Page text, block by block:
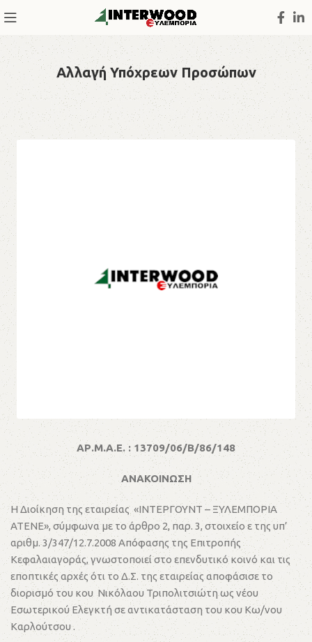
Αλλαγή Υπόχρεων Προσώπων
ΑΡ.Μ.Α.Ε. : 13709/06/Β/86/148
ΑΝΑΚΟΙΝΩΣΗ
Η Διοίκηση της εταιρείας «ΙΝΤΕΡΓΟΥΝΤ – ΞΥΛΕΜΠΟΡΙΑ
ΑΤΕΝΕ», σύμφωνα με το άρθρο 2, παρ. 3, στοιχείο ε της υπ’
αριθμ. 3/347/12.7.2008 Απόφασης της Επιτροπής
Κεφαλαιαγοράς, γνωστοποιεί στο επενδυτικό κοινό και τις
εποπτικές αρχές ότι το Δ.Σ. της εταιρείας αποφάσισε το
διορισμό του κου Νικόλαου Τριπολιτσιώτη ως νέου
Εσωτερικού Ελεγκτή σε αντικατάσταση του κου Κω/νου
Καρλούτσου .